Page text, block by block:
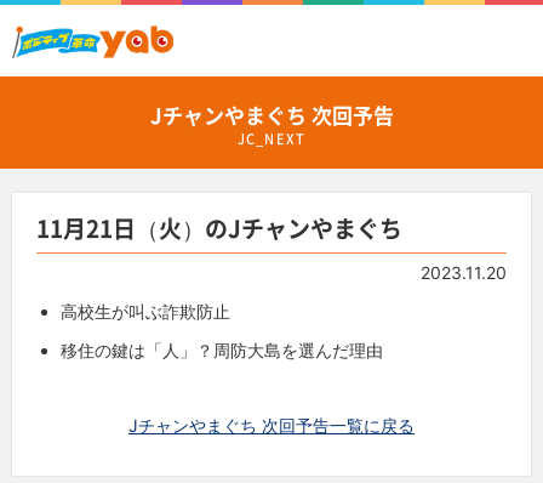
Jチャンやまぐち 次回予告
JC_NEXT
11月21日（火）のJチャンやまぐち
2023.11.20
高校生が叫ぶ詐欺防止
移住の鍵は「人」？周防大島を選んだ理由
Jチャンやまぐち 次回予告一覧に戻る